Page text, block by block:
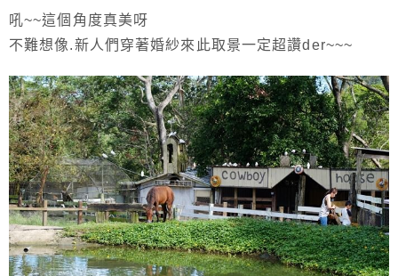
吼~~這個角度真美呀
不難想像.新人們穿著婚紗來此取景一定超讚der~~~